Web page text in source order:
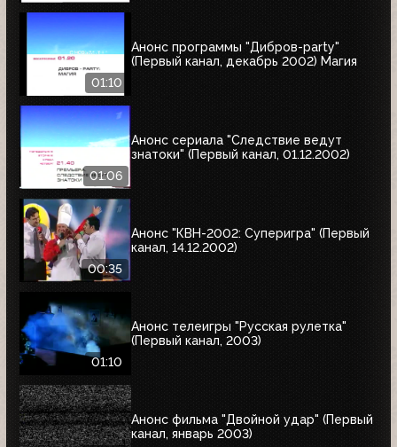
01:10
Анонс программы "Дибров-party"
(Первый канал, декабрь 2002) Магия
01:06
Анонс сериала "Следствие ведут
знатоки" (Первый канал, 01.12.2002)
00:35
Анонс "КВН-2002: Суперигра" (Первый
канал, 14.12.2002)
01:10
Анонс телеигры "Русская рулетка"
(Первый канал, 2003)
Анонс фильма "Двойной удар" (Первый
канал, январь 2003)